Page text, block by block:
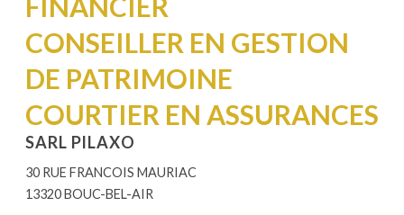
CONSEILLER EN GESTION
DE PATRIMOINE
COURTIER EN ASSURANCES
SARL PILAXO
30 RUE FRANCOIS MAURIAC
13320 BOUC-BEL-AIR